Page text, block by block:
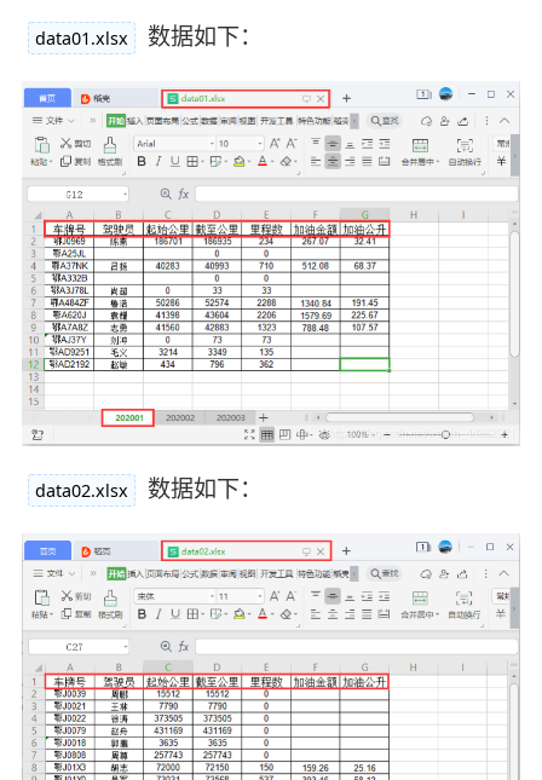
data01.xlsx 数据如下：
data02.xlsx 数据如下：